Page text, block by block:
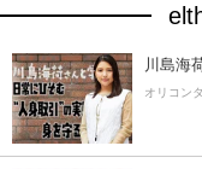
川島海
オリコン